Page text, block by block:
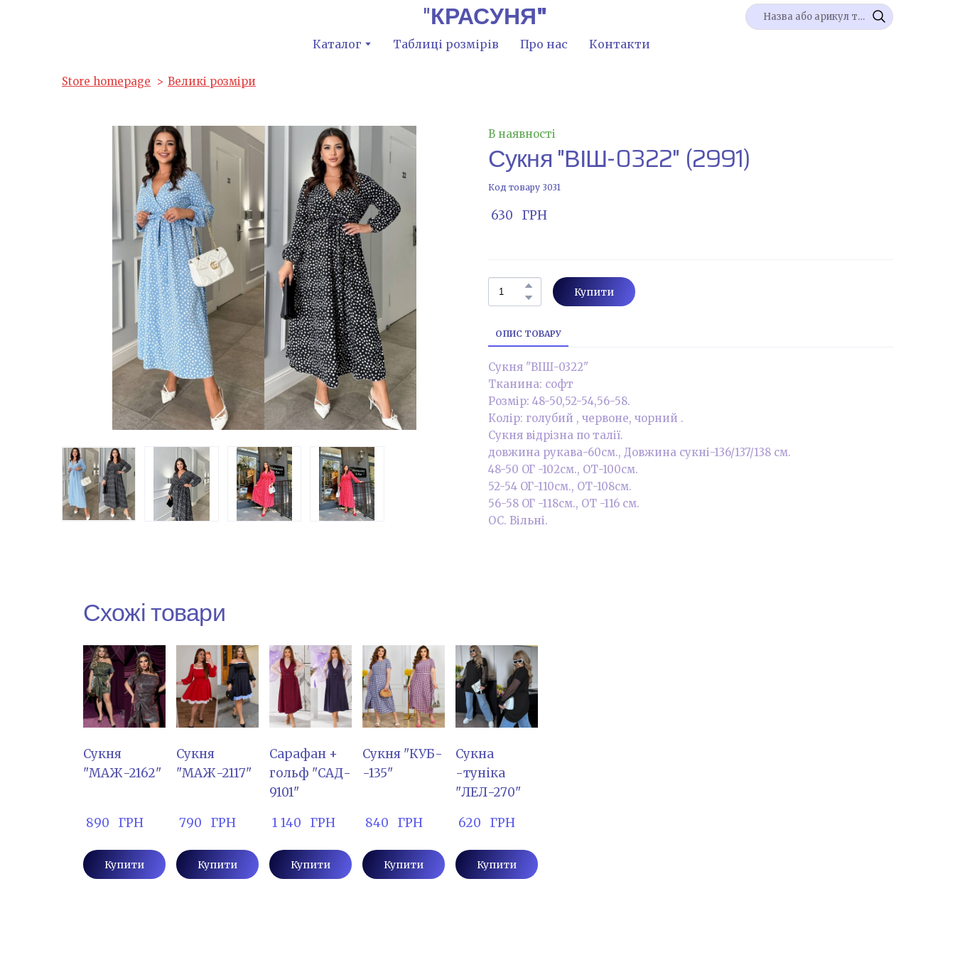
"КРАСУНЯ"
Каталог Таблиці розмірів Про нас Контакти
Store homepage Великі розміри
В наявності
Сукня "ВІШ-0322" (2991)
Код товару 3031
630   ГРН
Купити
ОПИС ТОВАРУ
Сукня "ВІШ-0322"
Тканина: софт
Розмір: 48-50,52-54,56-58.
Колір: голубий , червоне, чорний .
Сукня відрізна по талії.
довжина рукава-60см., Довжина сукні-136/137/138 см.
48-50 ОГ -102см., ОТ-100см.
52-54 ОГ-110см., ОТ-108см.
56-58 ОГ -118см., ОТ -116 см.
ОС. Вільні.
Схожі товари
Сукня
"МАЖ-2162"
890   ГРН
Купити
Сукня
"МАЖ-2117"
790   ГРН
Купити
Сарафан +
гольф "САД-
9101"
1 140   ГРН
Купити
Сукня "КУБ-
-135"
840   ГРН
Купити
Сукна
-туніка
"ЛЕЛ-270"
620   ГРН
Купити